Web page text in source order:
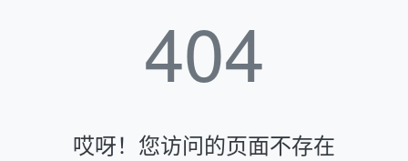
404
哎呀！您访问的页面不存在